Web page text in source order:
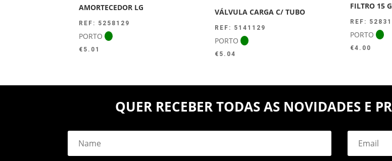
AMORTECEDOR LG
REF: 5258129
PORTO
€ 5.01
VÁLVULA CARGA C/ TUBO
REF: 5141129
PORTO
€ 5.04
FILTRO 15
REF:
PORTO
€4.00
QUER RECEBER TODAS AS NOVIDADES E